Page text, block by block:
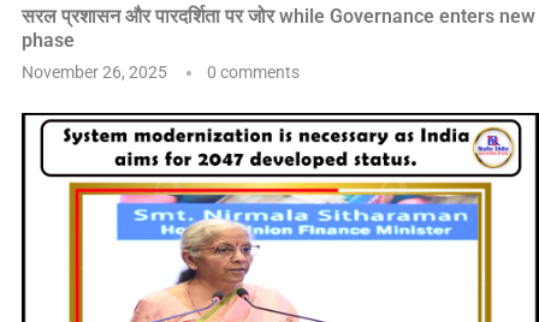
सरल प्रशासन और पारदर्शिता पर जोर while Governance enters new
phase
November 26, 2025 0 comments